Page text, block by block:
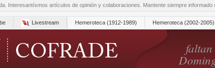
Interesantísmos artículos de opinión y colaboraciones. Mantente siempre informado
Livestream Hemeroteca (1912-1989) Hemeroteca (2002-2005)
faltan